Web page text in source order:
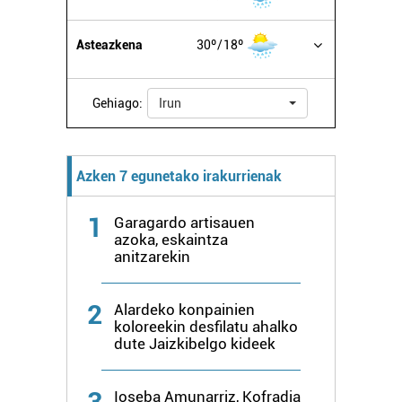
zure baimena Cookieen adierazpenean.
Webgune honek cookie propioak eta hirugarrenen cookie-
fitxategiak erabiltzen ditu. Zure esperientzia eta
zerbitzuak hobetzeko asmoz, cookie teknologiaz
Asteazkena 30º 18º
Gehiago: Irun
Azken 7 egunetako irakurrienak
1
Garagardo artisauen
azoka, eskaintza
anitzarekin
2
Alardeko konpainien
koloreekin desfilatu ahalko
dute Jaizkibelgo kideek
Ioseba Amunarriz, Kofradia